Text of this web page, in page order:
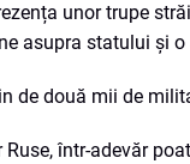
unor trupe
asupra statului și
de două mii de
într-adevăr